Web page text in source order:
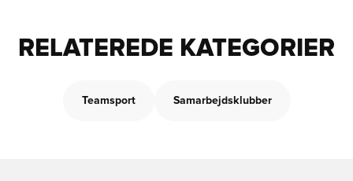
RELATEREDE KATEGORIER
Teamsport Samarbejdsklubber